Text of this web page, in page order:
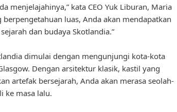
menjelajahinya,” kata CEO Yuk Liburan, Maria
luas, Anda akan mendapatkan
dan budaya Skotlandia.”
dimulai dengan mengunjungi kota-kota
Dengan arsitektur klasik, kastil yang
artefak bersejarah, Anda akan merasa seolah-
ke masa lalu.